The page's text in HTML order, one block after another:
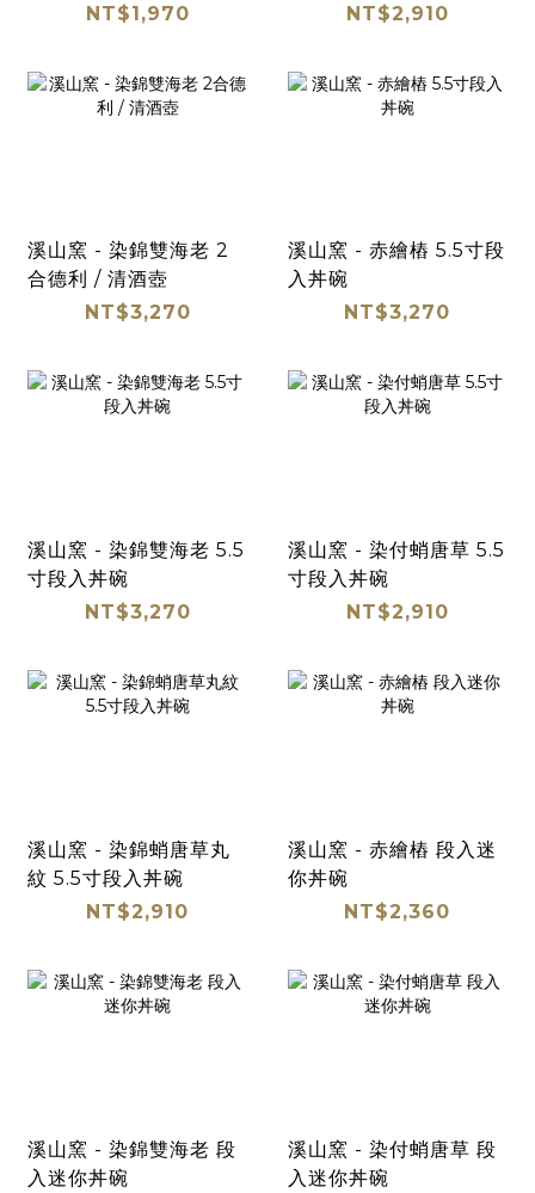
NT$1,970
NT$2,910
溪山窯 - 染錦雙海老 2
合德利 / 清酒壺
NT$3,270
溪山窯 - 赤繪樁 5.5寸段
入丼碗
NT$3,270
溪山窯 - 染錦雙海老 5.5
寸段入丼碗
NT$3,270
溪山窯 - 染付蛸唐草 5.5
寸段入丼碗
NT$2,910
溪山窯 - 染錦蛸唐草丸
紋 5.5寸段入丼碗
NT$2,910
溪山窯 - 赤繪樁 段入迷
你丼碗
NT$2,360
溪山窯 - 染錦雙海老 段
入迷你丼碗
溪山窯 - 染付蛸唐草 段
入迷你丼碗